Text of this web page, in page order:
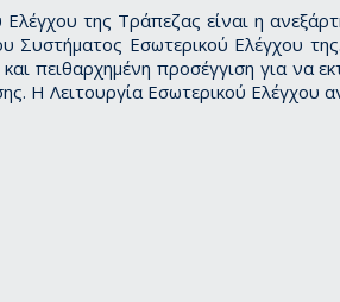
της Τράπεζας είναι η
Συστήματος Εσωτερικού Ελέγχου
πειθαρχημένη προσέγγιση για να
Η Λειτουργία Εσωτερικού